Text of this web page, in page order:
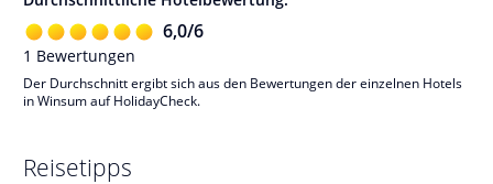
6,0/6
1 Bewertungen
Der Durchschnitt ergibt sich aus den Bewertungen der einzelnen Hotels
in Winsum auf HolidayCheck.
Reisetipps